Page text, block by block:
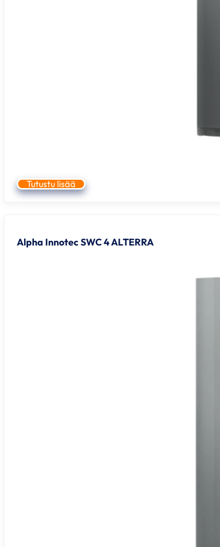
Tutustu lisää
Alpha Innotec SWC 4 ALTERRA